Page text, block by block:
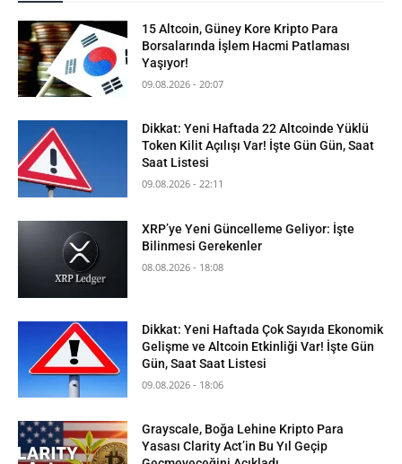
15 Altcoin, Güney Kore Kripto Para
Borsalarında İşlem Hacmi Patlaması
Yaşıyor!
09.08.2026 - 20:07
Dikkat: Yeni Haftada 22 Altcoinde Yüklü
Token Kilit Açılışı Var! İşte Gün Gün, Saat
Saat Listesi
09.08.2026 - 22:11
XRP’ye Yeni Güncelleme Geliyor: İşte
Bilinmesi Gerekenler
08.08.2026 - 18:08
Dikkat: Yeni Haftada Çok Sayıda Ekonomik
Gelişme ve Altcoin Etkinliği Var! İşte Gün
Gün, Saat Saat Listesi
09.08.2026 - 18:06
Grayscale, Boğa Lehine Kripto Para
Yasası Clarity Act’in Bu Yıl Geçip